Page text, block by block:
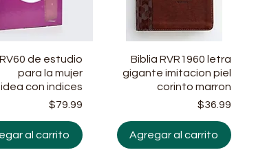
Vista rápidade estudio
para la mujer
con indices
Precio
$79.99
al carrito
Vista rápida
Biblia RVR1960 letra
gigante imitacion piel
corinto marron
$36.99
Agregar al carrito